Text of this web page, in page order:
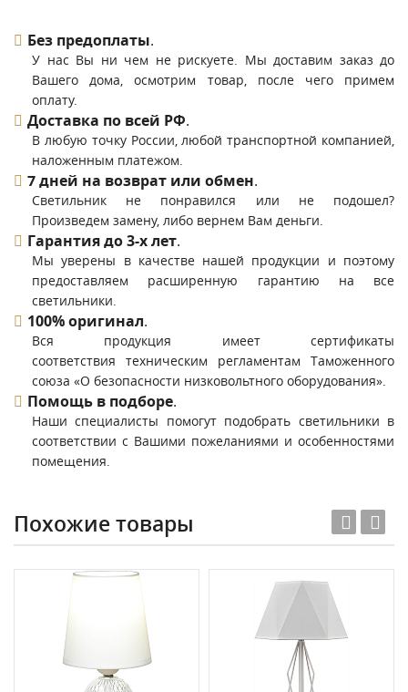
Без предоплаты.
У нас Вы ни чем не рискуете. Мы доставим заказ до
Вашего дома, осмотрим товар, после чего примем
оплату.
Доставка по всей РФ.
В любую точку России, любой транспортной компанией,
наложенным платежом.
7 дней на возврат или обмен.
Светильник не понравился или не подошел?
Произведем замену, либо вернем Вам деньги.
Гарантия до 3-х лет.
Мы уверены в качестве нашей продукции и поэтому
предоставляем расширенную гарантию на все
светильники.
100% оригинал.
Вся продукция имеет сертификаты
соответствия техническим регламентам Таможенного
союза «О безопасности низковольтного оборудования».
Помощь в подборе.
Наши специалисты помогут подобрать светильники в
соответствии с Вашими пожеланиями и особенностями
помещения.
Похожие товары